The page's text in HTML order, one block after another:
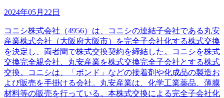
2024年05月22日
コニシ株式会社（4956）は、コニシの連結子会社である丸安
産業株式会社（大阪府大阪市）を完全子会社化する株式交換
を決定し、両者間で株式交換契約を締結した。コニシを株式
交換完全親会社、丸安産業を株式交換完全子会社とする株式
交換。コニシは、「ボンド」などの接着剤や化成品の製造お
よび販売を手掛ける会社。丸安産業は、化学工業薬品、薄膜
材料等の販売を行っている。本株式交換による完全子会社化